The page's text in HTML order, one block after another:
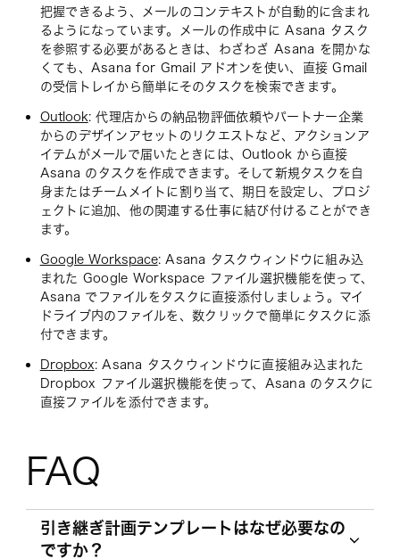
把握できるよう、メールのコンテキストが自動的に含まれ
るようになっています。メールの作成中に Asana タスク
を参照する必要があるときは、わざわざ Asana を開かな
くても、Asana for Gmail アドオンを使い、直接 Gmail
の受信トレイから簡単にそのタスクを検索できます。
Outlook: 代理店からの納品物評価依頼やパートナー企業
からのデザインアセットのリクエストなど、アクションア
イテムがメールで届いたときには、Outlook から直接
Asana のタスクを作成できます。そして新規タスクを自
身またはチームメイトに割り当て、期日を設定し、プロジ
ェクトに追加、他の関連する仕事に結び付けることができ
ます。
Google Workspace: Asana タスクウィンドウに組み込
まれた Google Workspace ファイル選択機能を使って、
Asana でファイルをタスクに直接添付しましょう。マイ
ドライブ内のファイルを、数クリックで簡単にタスクに添
付できます。
Dropbox: Asana タスクウィンドウに直接組み込まれた
Dropbox ファイル選択機能を使って、Asana のタスクに
直接ファイルを添付できます。
FAQ
引き継ぎ計画テンプレートはなぜ必要なの
ですか？